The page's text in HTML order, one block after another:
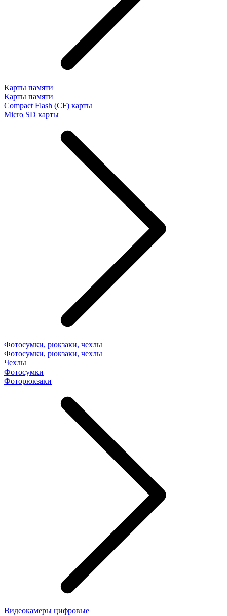
Карты памяти
Карты памяти
Compact Flash (CF) карты
Micro SD карты
Фотосумки, рюкзаки, чехлы
Фотосумки, рюкзаки, чехлы
Чехлы
Фотосумки
Фоторюкзаки
Видеокамеры цифровые